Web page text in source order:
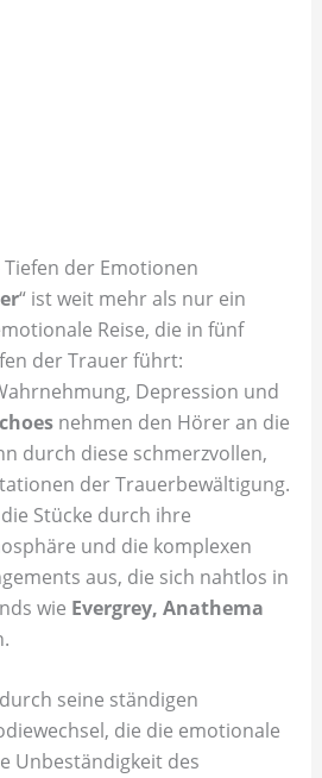
der Emotionen
“ ist weit mehr als nur ein
Reise, die in fünf
der Trauer führt:
Depression und
nehmen den Hörer an die
durch diese schmerzvollen,
der Trauerbewältigung.
Stücke durch ihre
und die komplexen
aus, die sich nahtlos in
wie Evergrey, Anathema
seine ständigen
die die emotionale
Unbeständigkeit des